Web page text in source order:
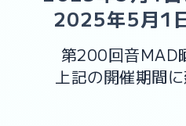
2025年5月1
第200回音MAD
上記の開催期間に